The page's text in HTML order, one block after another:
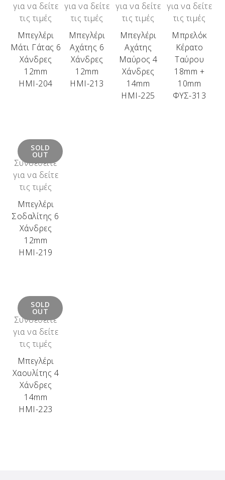
για να δείτε
τις τιμές
Μπεγλέρι
Μάτι Γάτας 6
Χάνδρες
12mm
ΗΜΙ-204
για να δείτε
τις τιμές
Μπεγλέρι
Αχάτης 6
Χάνδρες
12mm
ΗΜΙ-213
για να δείτε
τις τιμές
Μπεγλέρι
Αχάτης
Μαύρος 4
Χάνδρες
14mm
ΗΜΙ-225
για να δείτε
τις τιμές
Μπρελόκ
Κέρατο
Ταύρου
18mm +
10mm
ΦΥΣ-313
SOLD
OUT
Συνδεθείτε
για να δείτε
τις τιμές
Μπεγλέρι
Σοδαλίτης 6
Χάνδρες
12mm
ΗΜΙ-219
SOLD
OUT
Συνδεθείτε
για να δείτε
τις τιμές
Μπεγλέρι
Χαουλίτης 4
Χάνδρες
14mm
ΗΜΙ-223